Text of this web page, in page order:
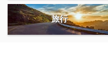
旅行